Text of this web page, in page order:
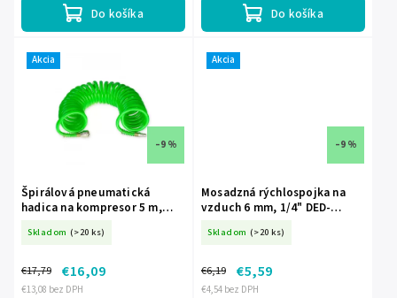
Do košíka Do košíka
Akcia
–9 %
Špirálová pneumatická
hadica na kompresor 5 m,
polyuretánová DED-A540086
Skladom (>20 ks)
€13,08 bez DPH
€17,79 €16,09
Akcia
–9 %
Mosadzná rýchlospojka na
vzduch 6 mm, 1/4" DED-
Skladom (>20 ks)
€4,54 bez DPH
€6,19 €5,59